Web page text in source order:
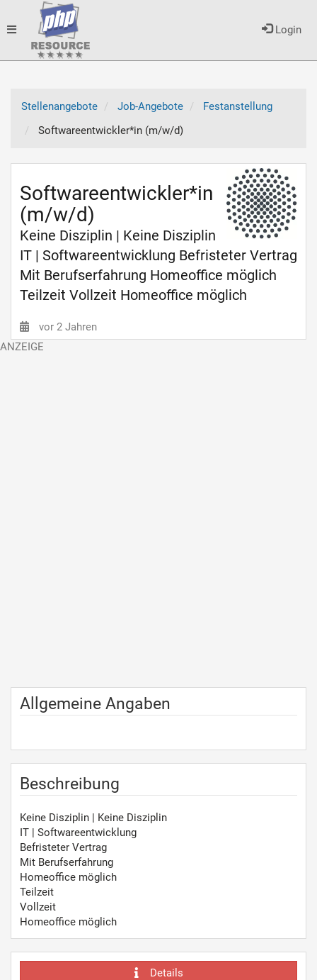
Login
Toggle
Stellenangebote
Job-Angebote
Festanstellung
Softwareentwickler*in (m/w/d)
Softwareentwickler*in
(m/w/d)
Keine Disziplin | Keine Disziplin
IT | Softwareentwicklung Befristeter Vertrag
Mit Berufserfahrung Homeoffice möglich
Teilzeit Vollzeit Homeoffice möglich
vor 2 Jahren
Allgemeine Angaben
Beschreibung
Keine Disziplin | Keine Disziplin
IT | Softwareentwicklung
Befristeter Vertrag
Mit Berufserfahrung
Homeoffice möglich
Teilzeit
Vollzeit
Homeoffice möglich
Details